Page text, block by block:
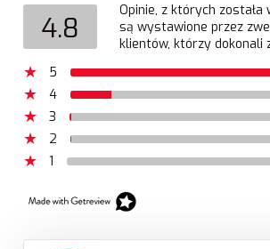
4.8
Opinie, z których została
są wystawione przez
klientów, którzy dokonali
5
4
3
2
1